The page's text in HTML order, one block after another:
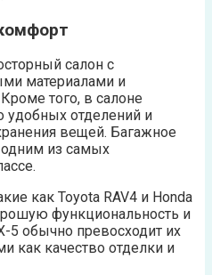
салон с
материалами и
того, в салоне
удобных отделений и
вещей. Багажное
одним из самых
как Toyota RAV4 и Honda
функциональность и
5 обычно превосходит их
как качество отделки и